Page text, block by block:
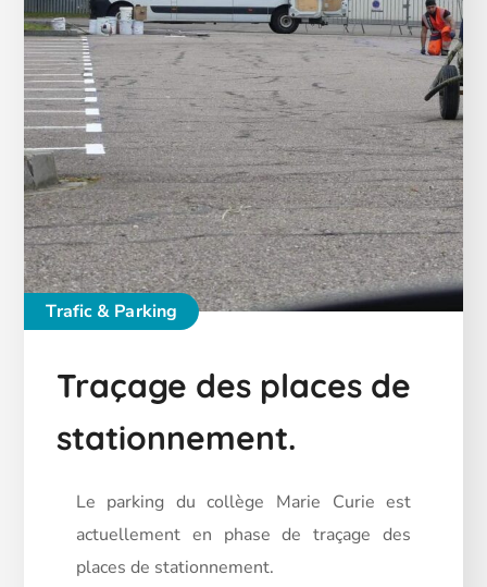
Trafic & Parking
Traçage des places de
stationnement.
Le parking du collège Marie Curie est
actuellement en phase de traçage des
places de stationnement.